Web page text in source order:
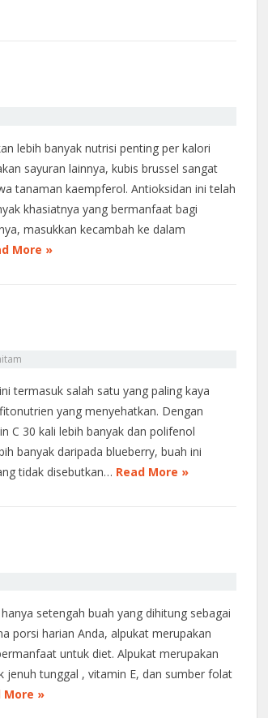
lebih banyak nutrisi penting per kalori
sayuran lainnya, kubis brussel sangat
tanaman kaempferol. Antioksidan ini telah
khasiatnya yang bermanfaat bagi
masukkan kecambah ke dalam
More »
termasuk salah satu yang paling kaya
yang menyehatkan. Dengan
C 30 kali lebih banyak dan polifenol
banyak daripada blueberry, buah ini
tidak disebutkan… Read More »
setengah buah yang dihitung sebagai
porsi harian Anda, alpukat merupakan
untuk diet. Alpukat merupakan
jenuh tunggal , vitamin E, dan sumber folat
More »